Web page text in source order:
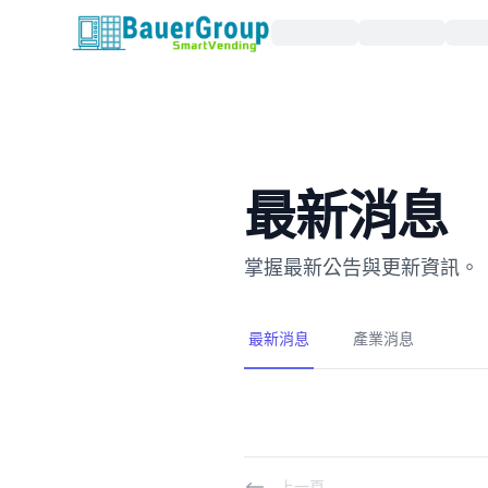
包爾科技
最新消息
掌握最新公告與更新資訊。
最新消息 產業消息